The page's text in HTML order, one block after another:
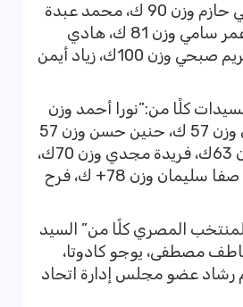
محمد وزن 81 ك، علي حازم وزن 90 ك، محمد عبدة
مسعود وزن 109+، عمر سامي وزن 81 ك، هادي
حسين وزن 100ك، كريم صبحي وزن 100ك، زياد أيمن
كلًا من:”نورا أحمد وزن
48 ك، تسنيم رشدي وزن 57 ك، حنين حسن وزن 57
ك، فاطمة محمد وزن 63ك، فريدة مجدي وزن 70ك،
ايه إيهاب وزن 78 ك، صفا سليمان وزن 78+ ك، فرح
المصري كلًا من” السيد
مصطفى، يوجو كادوتا،
رشاد عضو مجلس إدارة اتحاد